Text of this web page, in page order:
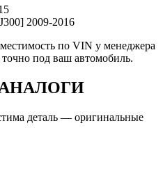
2009-2016
по VIN у менеджера
под ваш автомобиль.
деталь — оригинальные